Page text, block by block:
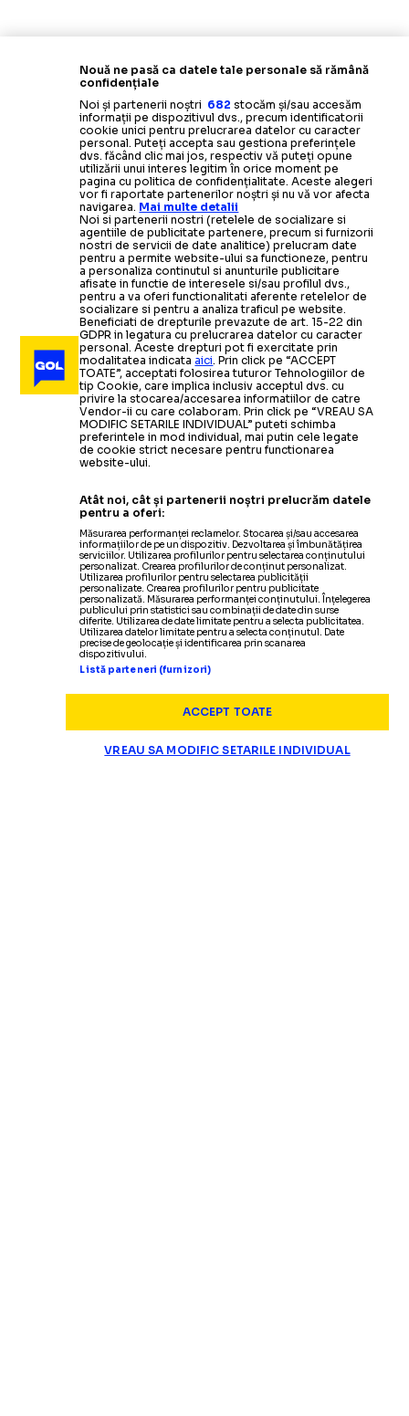
Nouă ne pasă ca datele tale personale să rămână
confidențiale
Noi și partenerii noștri 682 stocăm și/sau accesăm
informații pe dispozitivul dvs., precum identificatorii
cookie unici pentru prelucrarea datelor cu caracter
personal. Puteți accepta sau gestiona preferințele
dvs. făcând clic mai jos, respectiv vă puteți opune
utilizării unui interes legitim în orice moment pe
pagina cu politica de confidențialitate. Aceste alegeri
vor fi raportate partenerilor noștri și nu vă vor afecta
navigarea. Mai multe detalii
Noi si partenerii nostri (retelele de socializare si
agentiile de publicitate partenere, precum si furnizorii
nostri de servicii de date analitice) prelucram date
pentru a permite website-ului sa functioneze, pentru
a personaliza continutul si anunturile publicitare
afisate in functie de interesele si/sau profilul dvs.,
pentru a va oferi functionalitati aferente retelelor de
socializare si pentru a analiza traficul pe website.
Beneficiati de drepturile prevazute de art. 15-22 din
GDPR in legatura cu prelucrarea datelor cu caracter
personal. Aceste drepturi pot fi exercitate prin
modalitatea indicataaici. Prin click pe “ACCEPT
TOATE”, acceptati folosirea tuturor Tehnologiilor de
tip Cookie, care implica inclusiv acceptul dvs. cu
privire la stocarea/accesarea informatiilor de catre
Vendor-ii cu care colaboram. Prin click pe “VREAU SA
MODIFIC SETARILE INDIVIDUAL” puteti schimba
preferintele in mod individual, mai putin cele legate
de cookie strict necesare pentru functionarea
website-ului.
Atât noi, cât și partenerii noștri prelucrăm datele
pentru a oferi:
Măsurarea performanței reclamelor. Stocarea și/sau accesarea
informațiilor de pe un dispozitiv. Dezvoltarea și îmbunătățirea
serviciilor. Utilizarea profilurilor pentru selectarea conținutului
personalizat. Crearea profilurilor de conținut personalizat.
Utilizarea profilurilor pentru selectarea publicității
personalizate. Crearea profilurilor pentru publicitate
personalizată. Măsurarea performanței conținutului. Înțelegerea
publicului prin statistici sau combinații de date din surse
diferite. Utilizarea de date limitate pentru a selecta publicitatea.
Utilizarea datelor limitate pentru a selecta conținutul. Date
precise de geolocație și identificarea prin scanarea
dispozitivului.
Listă parteneri (furnizori)
ACCEPT TOATE
VREAU SA MODIFIC SETARILE INDIVIDUAL